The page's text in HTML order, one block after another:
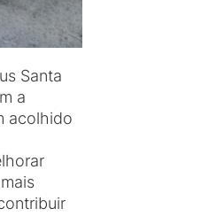
Santa
a
acolhido